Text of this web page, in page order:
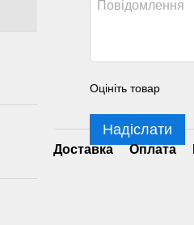
Оцініть товар
Надіслати
Доставка Оплата